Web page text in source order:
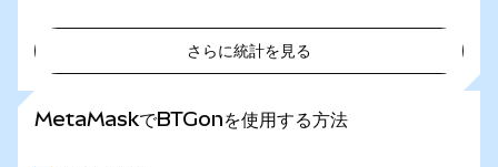
さらに統計を見る
MetaMaskでBTGonを使用する方法